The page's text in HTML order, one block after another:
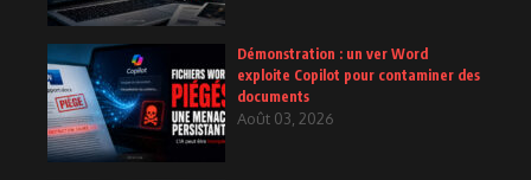
Démonstration : un ver Word
exploite Copilot pour contaminer des
documents
Août 03, 2026